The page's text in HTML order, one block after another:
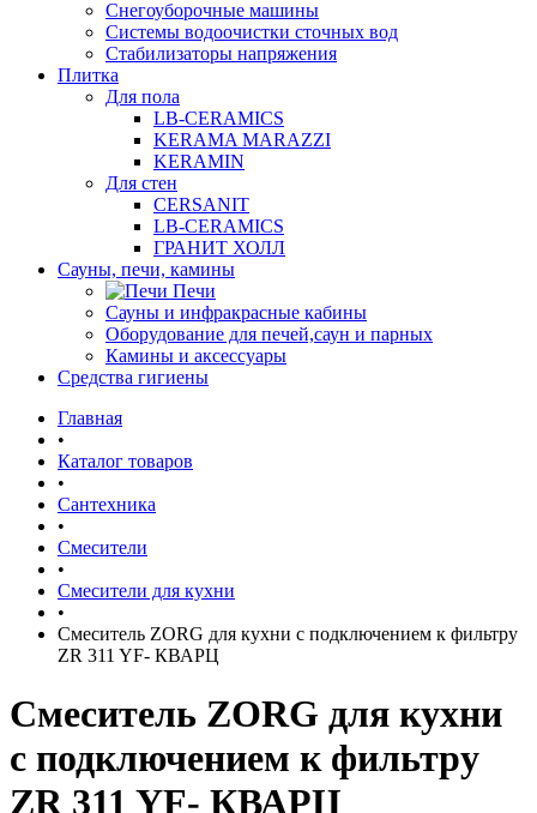
Снегоуборочные машины
Системы водоочистки сточных вод
Стабилизаторы напряжения
Плитка
Для пола
LB-CERAMICS
KERAMA MARAZZI
KERAMIN
Для стен
CERSANIT
LB-CERAMICS
ГРАНИТ ХОЛЛ
Сауны, печи, камины
Печи
Сауны и инфракрасные кабины
Оборудование для печей,саун и парных
Камины и аксессуары
Средства гигиены
Главная
•
Каталог товаров
•
Сантехника
•
Смесители
•
Смесители для кухни
•
Смеситель ZORG для кухни с подключением к фильтру
ZR 311 YF- КВАРЦ
Смеситель ZORG для кухни
с подключением к фильтру
ZR 311 YF- КВАРЦ